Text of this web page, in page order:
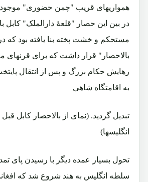
همواریهای قریب "چمن حضوری"
در بین این حصار "قلعۀ دارالملک" کابل
مستحکم و خشت پخته بنا یافته بود که
بالاحصار" قرار داشت که برای قرنهای
رهایش حکام بزرگ و پس از انتقال
به اقامتگاه شاهی
تبدیل گردید. (نمای از بالاحصار کابل
انگلیسها)
تحول بسیار عمده دیگر با رسیدن پای
سلطه انگلیس به هند شروع شد که